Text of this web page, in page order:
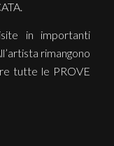
in importanti
rimangono
tutte le PROVE